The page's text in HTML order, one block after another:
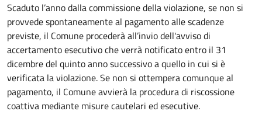
Scaduto l’anno dalla commissione della violazione, se non si
provvede spontaneamente al pagamento alle scadenze
previste, il Comune procederà all’invio dell'avviso di
accertamento esecutivo che verrà notificato entro il 31
dicembre del quinto anno successivo a quello in cui si è
verificata la violazione. Se non si ottempera comunque al
pagamento, il Comune avvierà la procedura di riscossione
coattiva mediante misure cautelari ed esecutive.